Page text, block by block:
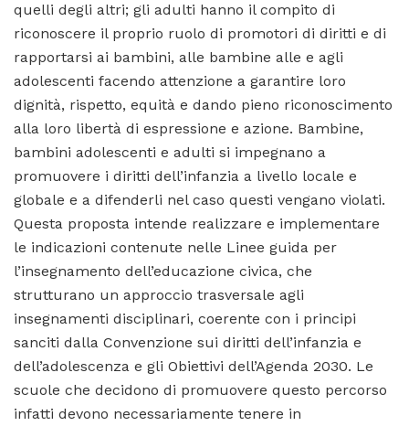
quelli degli altri; gli adulti hanno il compito di
riconoscere il proprio ruolo di promotori di diritti e di
rapportarsi ai bambini, alle bambine alle e agli
adolescenti facendo attenzione a garantire loro
dignità, rispetto, equità e dando pieno riconoscimento
alla loro libertà di espressione e azione. Bambine,
bambini adolescenti e adulti si impegnano a
promuovere i diritti dell’infanzia a livello locale e
globale e a difenderli nel caso questi vengano violati.
Questa proposta intende realizzare e implementare
le indicazioni contenute nelle Linee guida per
l’insegnamento dell’educazione civica, che
strutturano un approccio trasversale agli
insegnamenti disciplinari, coerente con i principi
sanciti dalla Convenzione sui diritti dell’infanzia e
dell’adolescenza e gli Obiettivi dell’Agenda 2030. Le
scuole che decidono di promuovere questo percorso
infatti devono necessariamente tenere in